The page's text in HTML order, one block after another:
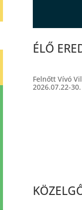
ÉLŐ
Felnőtt Vívó
2026.07.22-30.